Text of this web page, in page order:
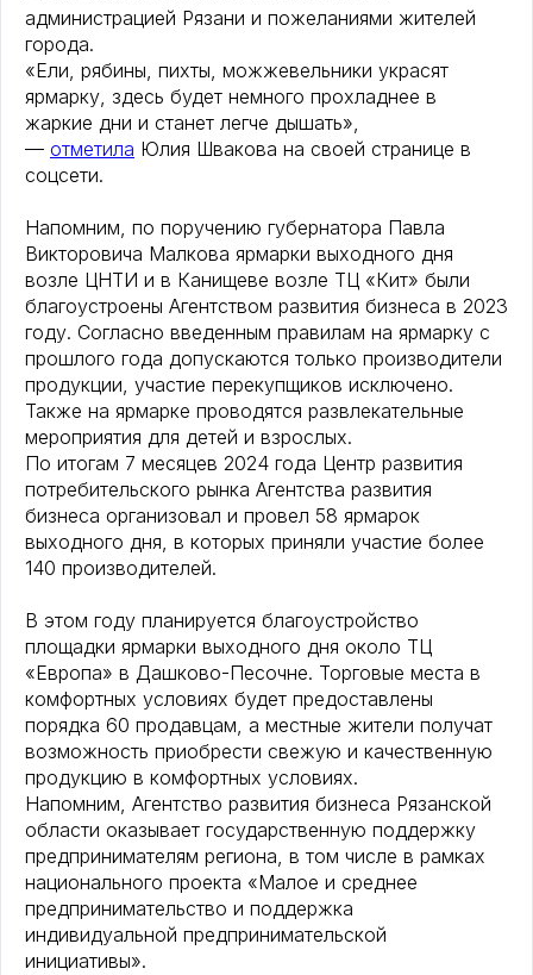
администрацией Рязани и пожеланиями жителей
города.
«Ели, рябины, пихты, можжевельники украсят
ярмарку, здесь будет немного прохладнее в
жаркие дни и станет легче дышать»,
— отметила Юлия Швакова на своей странице в
соцсети.
Напомним, по поручению губернатора Павла
Викторовича Малкова ярмарки выходного дня
возле ЦНТИ и в Канищеве возле ТЦ «Кит» были
благоустроены Агентством развития бизнеса в 2023
году. Согласно введенным правилам на ярмарку с
прошлого года допускаются только производители
продукции, участие перекупщиков исключено.
Также на ярмарке проводятся развлекательные
мероприятия для детей и взрослых.
По итогам 7 месяцев 2024 года Центр развития
потребительского рынка Агентства развития
бизнеса организовал и провел 58 ярмарок
выходного дня, в которых приняли участие более
140 производителей.
В этом году планируется благоустройство
площадки ярмарки выходного дня около ТЦ
«Европа» в Дашково-Песочне. Торговые места в
комфортных условиях будет предоставлены
порядка 60 продавцам, а местные жители получат
возможность приобрести свежую и качественную
продукцию в комфортных условиях.
Напомним, Агентство развития бизнеса Рязанской
области оказывает государственную поддержку
предпринимателям региона, в том числе в рамках
национального проекта «Малое и среднее
предпринимательство и поддержка
индивидуальной предпринимательской
инициативы».